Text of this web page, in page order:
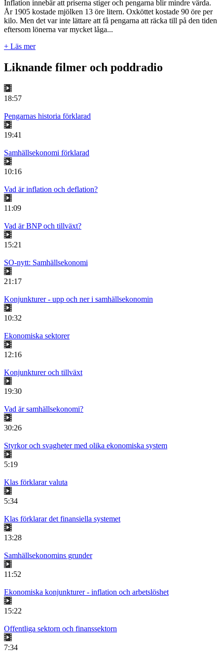
Inflation innebär att priserna stiger och pengarna blir mindre värda.
År 1905 kostade mjölken 13 öre litern. Oxköttet kostade 90 öre per
kilo. Men det var inte lättare att få pengarna att räcka till på den tiden
eftersom lönerna var mycket låga...
+ Läs mer
Liknande filmer och poddradio
18:57
Pengarnas historia förklarad
19:41
Samhällsekonomi förklarad
10:16
Vad är inflation och deflation?
11:09
Vad är BNP och tillväxt?
15:21
SO-nytt: Samhällsekonomi
21:17
Konjunkturer - upp och ner i samhällsekonomin
10:32
Ekonomiska sektorer
12:16
Konjunkturer och tillväxt
19:30
Vad är samhällsekonomi?
30:26
Styrkor och svagheter med olika ekonomiska system
5:19
Klas förklarar valuta
5:34
Klas förklarar det finansiella systemet
13:28
Samhällsekonomins grunder
11:52
Ekonomiska konjunkturer - inflation och arbetslöshet
15:22
Offentliga sektorn och finanssektorn
7:34